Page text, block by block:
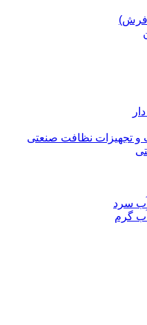
فرش)
و تجهیزات نظافت صنعتی
سرد
گرم